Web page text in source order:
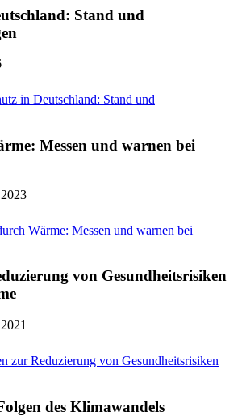
Stand und
in Deutschland: Stand und
Messen und warnen bei
Wärme: Messen und warnen bei
von Gesundheitsrisiken
zur Reduzierung von Gesundheitsrisiken
des Klimawandels